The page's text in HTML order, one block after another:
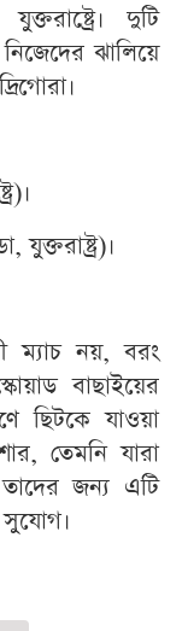
দুটি
ঝালিয়ে
যুক্তরাষ্ট্র)।
ম্যাচ নয়, বরং
বাছাইয়ের
ছিটকে যাওয়া
তেমনি যারা
জন্য এটি
সুযোগ।